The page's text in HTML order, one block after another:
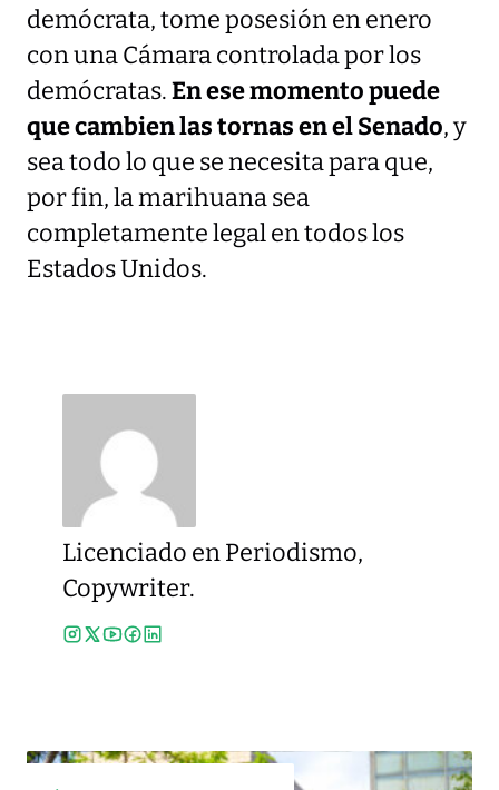
demócrata, tome posesión en enero
con una Cámara controlada por los
demócratas.En ese momento puede
que cambien las tornas en el Senado, y
sea todo lo que se necesita para que,
por fin, la marihuana sea
completamente legal en todos los
Estados Unidos.
Licenciado en Periodismo,
Copywriter.